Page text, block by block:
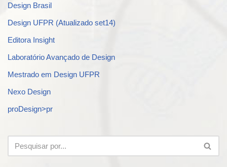
Design Brasil
Design UFPR (Atualizado set14)
Editora Insight
Laboratório Avançado de Design
Mestrado em Design UFPR
Nexo Design
proDesign>pr